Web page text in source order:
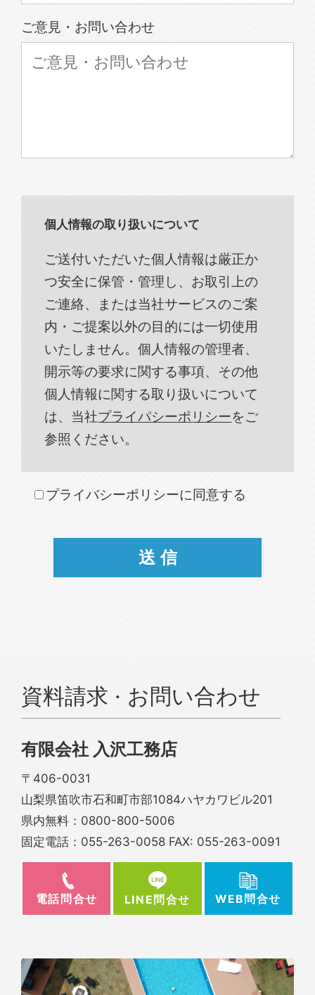
ご意見・お問い合わせ
個人情報の取り扱いについて
ご送付いただいた個人情報は厳正か
つ安全に保管・管理し、お取引上の
ご連絡、または当社サービスのご案
内・ご提案以外の目的には一切使用
いたしません。個人情報の管理者、
開示等の要求に関する事項、その他
個人情報に関する取り扱いについて
は、当社プライパシーポリシーをご
参照ください。
プライバシーポリシーに同意する
資料請求 · お問い合わせ
有限会社 入沢工務店
〒406-0031
山梨県笛吹市石和町市部1084ハヤカワビル201
県内無料： 0800-800-5006
固定電話： 055-263-0058 FAX: 055-263-0091
電話問合せ LINE問合せ WEB問合せ